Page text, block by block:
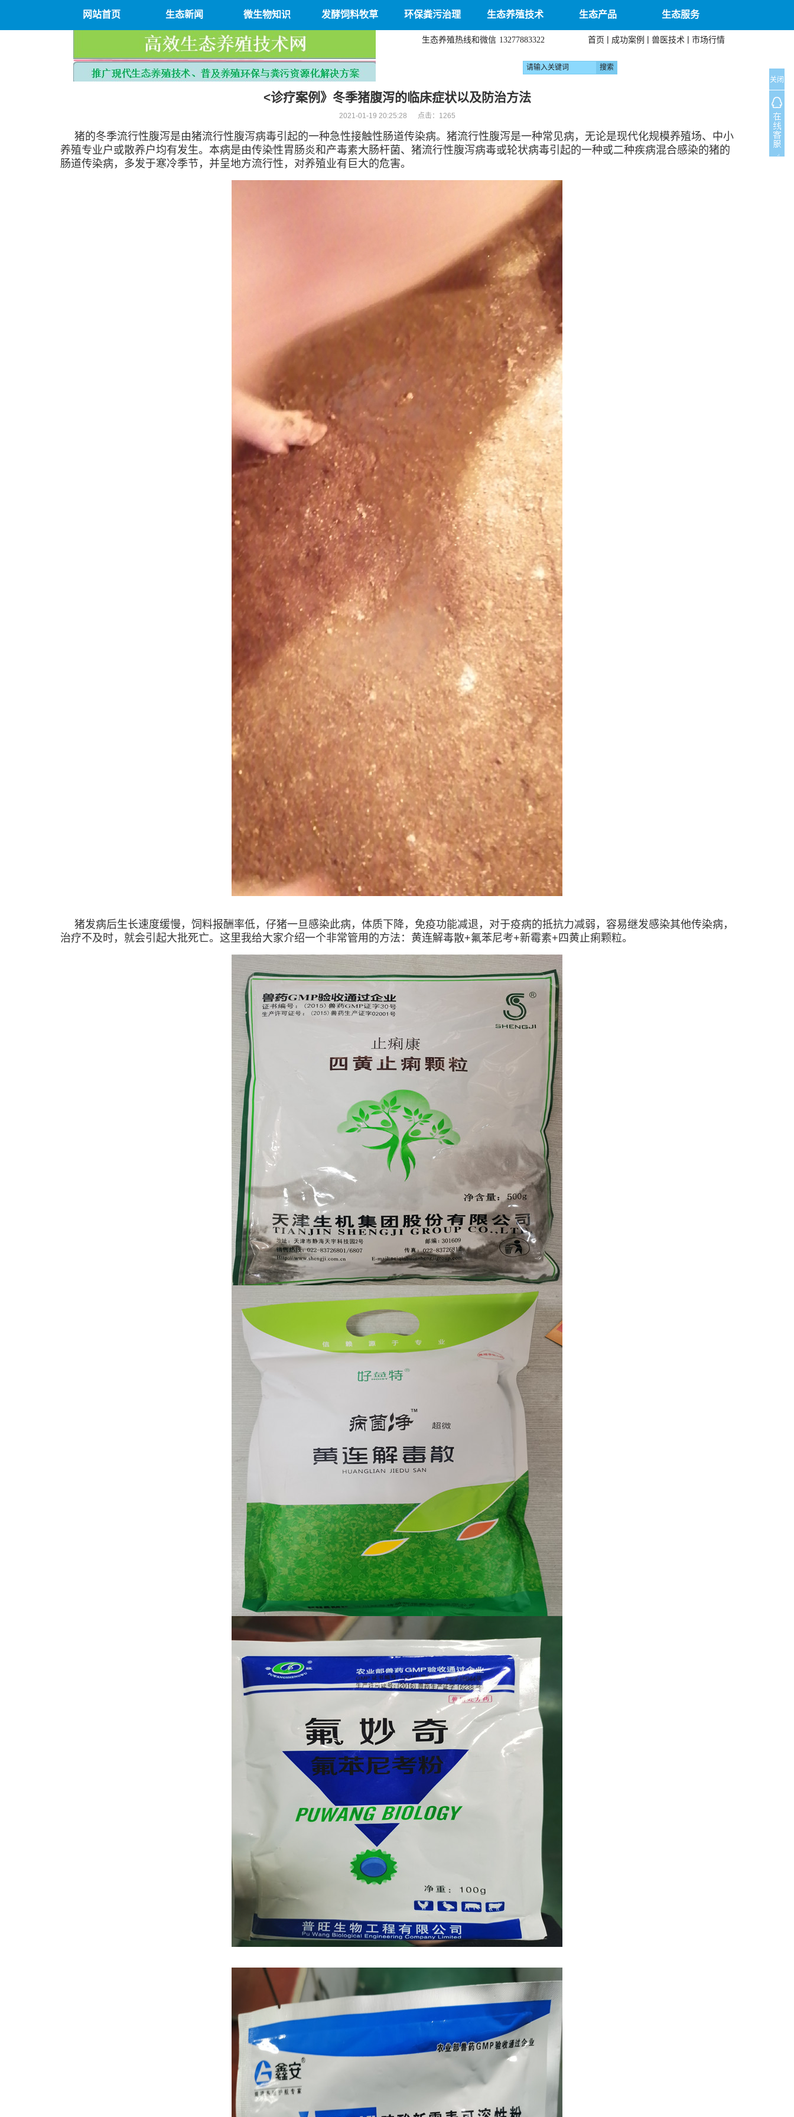
网站首页 生态新闻 微生物知识 发酵饲料牧草 环保粪污治理 生态养殖技术 生态产品 生态服务
首页 | 成功案例 | 兽医技术 | 市场行情
生态养殖热线和微信 13277883322
<诊疗案例》冬季猪腹泻的临床症状以及防治方法
2021-01-19 20:25:28 点击： 1265
猪的冬季流行性腹泻是由猪流行性腹泻病毒引起的一种急性接触性肠道传染病。猪流行性腹泻是一种常见病，无论是现代化规模养殖场、中小
养殖专业户或散养户均有发生。本病是由传染性胃肠炎和产毒素大肠杆菌、猪流行性腹泻病毒或轮状病毒引起的一种或二种疾病混合感染的猪的
肠道传染病，多发于寒冷季节，并呈地方流行性，对养殖业有巨大的危害。
猪发病后生长速度缓慢，饲料报酬率低，仔猪一旦感染此病，体质下降，免疫功能减退，对于疫病的抵抗力减弱，容易继发感染其他传染病，
治疗不及时，就会引起大批死亡。这里我给大家介绍一个非常管用的方法：黄连解毒散+氟苯尼考+新霉素+四黄止痢颗粒。
关闭